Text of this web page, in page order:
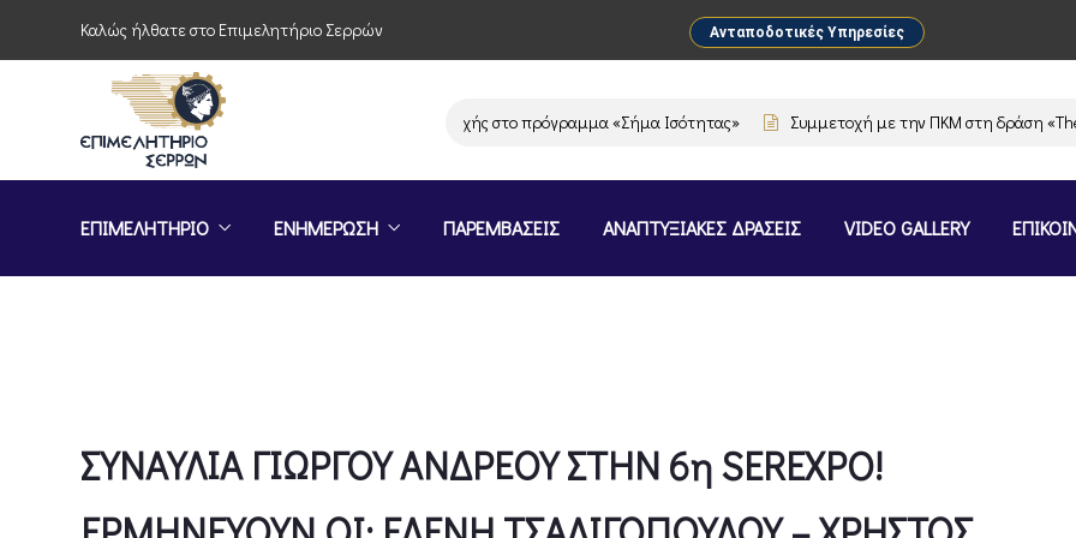
Καλώς ήλθατε στο Επιμελητήριο Σερρών Ανταποδοτικές Υπηρεσίες
Πρόσκληση συμμετοχής στο πρόγραμμα «Σήμα Ισότητας» Συμμετοχή με την ΠΚΜ στη δράση «The
ΕΠΙΜΕΛΗΤΗΡΙΟ ΕΝΗΜΕΡΩΣΗ ΠΑΡΕΜΒΑΣΕΙΣ ΑΝΑΠΤΥΞΙΑΚΕΣ ΔΡΑΣΕΙΣ VIDEO GALLERY
ΣΥΝΑΥΛΙΑ ΓΙΩΡΓΟΥ ΑΝΔΡΕΟΥ ΣΤΗΝ 6η SEREXPO!